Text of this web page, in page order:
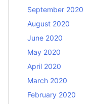
September 2020
August 2020
June 2020
May 2020
April 2020
March 2020
February 2020